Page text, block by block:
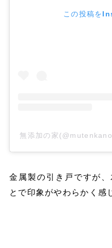
この投稿を
無添加の家
金属製の引き戸ですが
とで印象がやわらかく感